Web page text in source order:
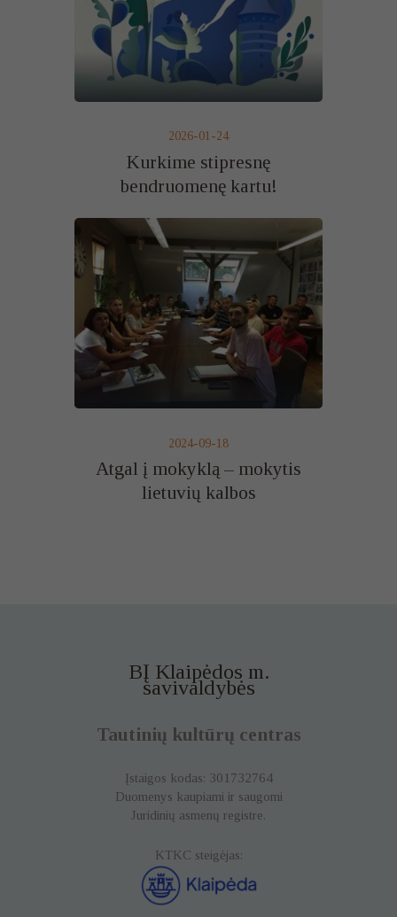
2026-01-24
Kurkime stipresnę
bendruomenę kartu!
2024-09-18
Atgal į mokyklą – mokytis
lietuvių kalbos
BĮ Klaipėdos m.
savivaldybės
Tautinių kultūrų centras
Įstaigos kodas: 301732764
Duomenys kaupiami ir saugomi
Juridinių asmenų registre.
KTKC steigėjas: